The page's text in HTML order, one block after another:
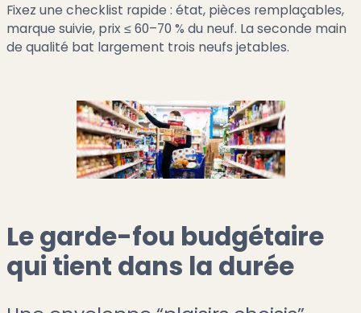
Fixez une checklist rapide : état, pièces remplaçables,
marque suivie, prix ≤ 60–70 % du neuf. La seconde main
de qualité bat largement trois neufs jetables.
Le garde-fou budgétaire
qui tient dans la durée